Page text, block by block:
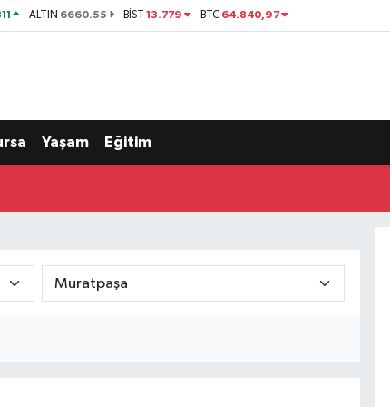
ALTIN 6660.55 BİST13.779 BTC 64.840,97
Yaşam Eğitim